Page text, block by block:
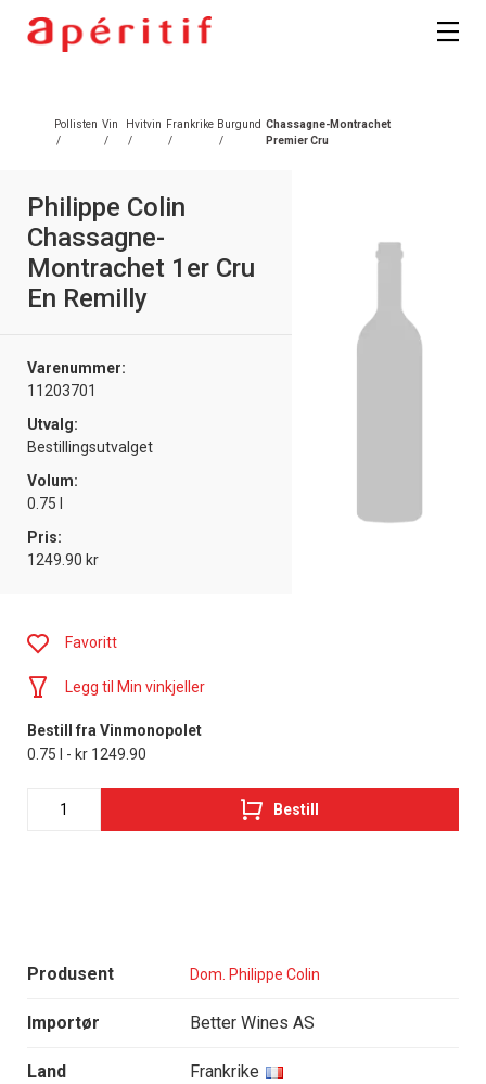
Pollisten
/
Vin
/
Hvitvin
/
Frankrike
/
Burgund
/
Chassagne-Montrachet
Premier Cru
Philippe Colin
Chassagne-
Montrachet 1er Cru
En Remilly
Varenummer:
11203701
Utvalg:
Bestillingsutvalget
Volum:
0.75 l
Pris:
1249.90 kr
Produsent Dom. Philippe Colin
Importør Better Wines AS
Land Frankrike
Favoritt
Legg til Min vinkjeller
Bestill fra Vinmonopolet
0.75 l - kr 1249.90
Bestill